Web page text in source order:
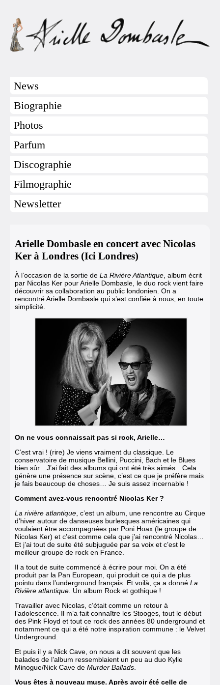
News
Biographie
Photos
Parfum
Discographie
Filmographie
Newsletter
Arielle Dombasle en concert avec Nicolas
Ker à Londres (Ici Londres)
À l’occasion de la sortie de La Rivière Atlantique , album écrit
par Nicolas Ker pour Arielle Dombasle, le duo rock vient faire
découvrir sa collaboration au public londonien. On a
rencontré Arielle Dombasle qui s’est confiée à nous, en toute
simplicité.
On ne vous connaissait pas si rock, Arielle…
C’est vrai ! (rire) Je viens vraiment du classique. Le
conservatoire de musique Bellini, Puccini, Bach et le Blues
bien sûr…J’ai fait des albums qui ont été très aimés…Cela
génère une présence sur scène, c’est ce que je préfère mais
je fais beaucoup de choses… Je suis assez incernable !
Comment avez-vous rencontré Nicolas Ker ?
La rivière atlantique , c’est un album, une rencontre au Cirque
d’hiver autour de danseuses burlesques américaines qui
voulaient être accompagnées par Poni Hoax (le groupe de
Nicolas Ker) et c’est comme cela que j’ai rencontré Nicolas…
Et j’ai tout de suite été subjuguée par sa voix et c’est le
meilleur groupe de rock en France.
Il a tout de suite commencé à écrire pour moi. On a été
produit par la Pan European, qui produit ce qui a de plus
pointu dans l’underground français. Et voilà, ça a donné La
Rivière atlantique . Un album Rock et gothique !
Travailler avec Nicolas, c’était comme un retour à
l’adolescence. Il m’a fait connaître les Stooges, tout le début
des Pink Floyd et tout ce rock des années 80 underground et
notamment ce qui a été notre inspiration commune : le Velvet
Underground.
Et puis il y a Nick Cave, on nous a dit souvent que les
balades de l’album ressemblaient un peu au duo Kylie
Minogue/Nick Cave de Murder Ballads
Vous êtes à nouveau muse. Après avoir été celle de